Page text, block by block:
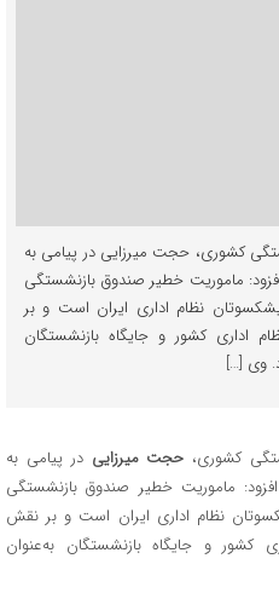
کشوری، حجت‌ میرزایی در پیامی به
ماموریت خطیر صندوق بازنشستگی
نظام اداری ایران است و بر
اداری کشور و جایگاه بازنشستگان
وی […]
کشوری، حجت‌ میرزایی در پیامی به
ماموریت خطیر صندوق بازنشستگی
نظام اداری ایران است و بر نقش
کشور و جایگاه بازنشستگان به‌عنوان